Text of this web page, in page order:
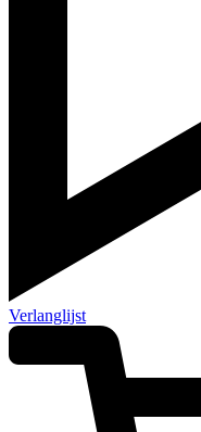
Verlanglijst